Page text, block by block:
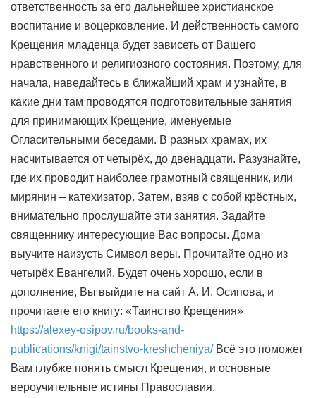
ответственность за его дальнейшее христианское
воспитание и воцерковление. И действенность самого
Крещения младенца будет зависеть от Вашего
нравственного и религиозного состояния. Поэтому, для
начала, наведайтесь в ближайший храм и узнайте, в
какие дни там проводятся подготовительные занятия
для принимающих Крещение, именуемые
Огласительными беседами. В разных храмах, их
насчитывается от четырёх, до двенадцати. Разузнайте,
где их проводит наиболее грамотный священник, или
мирянин – катехизатор. Затем, взяв с собой крёстных,
внимательно прослушайте эти занятия. Задайте
священнику интересующие Вас вопросы. Дома
выучите наизусть Символ веры. Прочитайте одно из
четырёх Евангелий. Будет очень хорошо, если в
дополнение, Вы выйдите на сайт А. И. Осипова, и
прочитаете его книгу: «Таинство Крещения»
https://alexey-osipov.ru/books-and-
publications/knigi/tainstvo-kreshcheniya/Всё это поможет
Вам глубже понять смысл Крещения, и основные
вероучительные истины Православия.